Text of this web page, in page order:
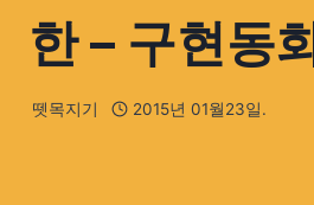
한 – 구현동
뗏목지기 2015년 01월23일.